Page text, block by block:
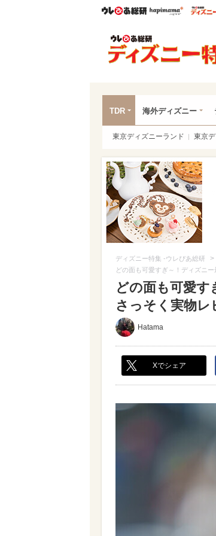
ウレぴあ総研ハピマ
TDR 海外ディズニー
東京ディズニーランド 東京
ディズニー特集 -ウレぴあ総研 >
どの面も可愛すぎ～！ディズニ
どの面も可愛す
さっそく実物レ
Hatama
Xでシェア